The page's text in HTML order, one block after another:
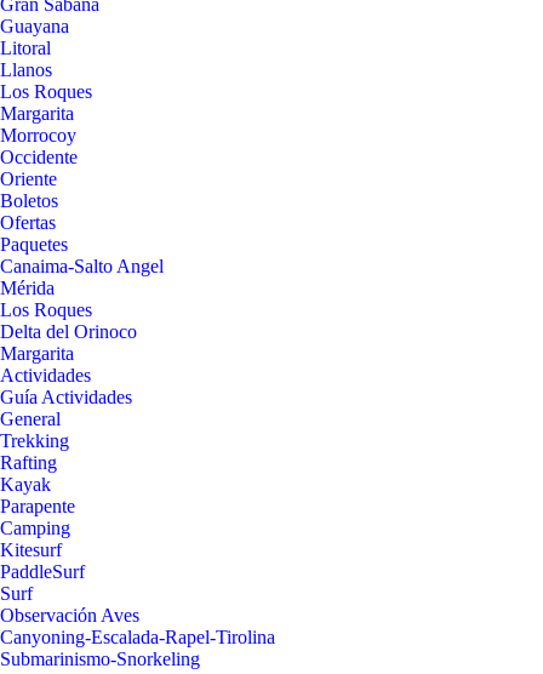
Gran Sabana
Guayana
Litoral
Llanos
Los Roques
Margarita
Morrocoy
Occidente
Oriente
Boletos
Ofertas
Paquetes
Canaima-Salto Angel
Mérida
Los Roques
Delta del Orinoco
Margarita
Actividades
Guía Actividades
General
Trekking
Rafting
Kayak
Parapente
Camping
Kitesurf
PaddleSurf
Surf
Observación Aves
Canyoning-Escalada-Rapel-Tirolina
Submarinismo-Snorkeling